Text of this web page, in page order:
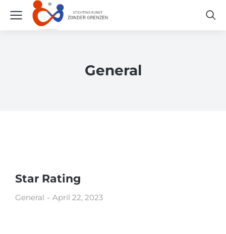
General
Star Rating
General April 22, 2023